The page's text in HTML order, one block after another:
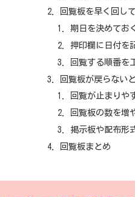
回覧板を早く回し
期日を決めてお
押印欄に日付を
回覧する順番を
回覧板が戻らない
回覧が止まりや
回覧板の数を増
掲示板や配布形
回覧板まとめ